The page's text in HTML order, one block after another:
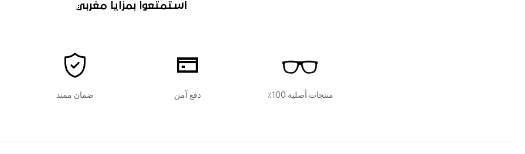
استمتعوا بمزايا مغربي
منتجات أصلية 100٪ دفع آمن ضمان ممتد